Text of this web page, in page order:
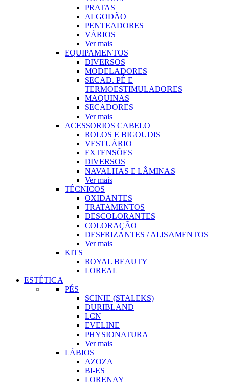
PRATAS
ALGODÃO
PENTEADORES
VÁRIOS
Ver mais
EQUIPAMENTOS
DIVERSOS
MODELADORES
SECAD. PÉ E
TERMOESTIMULADORES
MAQUINAS
SECADORES
Ver mais
ACESSORIOS CABELO
ROLOS E BIGOUDIS
VESTUÁRIO
EXTENSÕES
DIVERSOS
NAVALHAS E LÂMINAS
Ver mais
TÉCNICOS
OXIDANTES
TRATAMENTOS
DESCOLORANTES
COLORAÇÃO
DESFRIZANTES / ALISAMENTOS
Ver mais
KITS
ROYAL BEAUTY
LOREAL
ESTÉTICA
PÉS
SCINIE (STALEKS)
DURIBLAND
LCN
EVELINE
PHYSIONATURA
Ver mais
LÁBIOS
AZOZA
BI-ES
LORENAY